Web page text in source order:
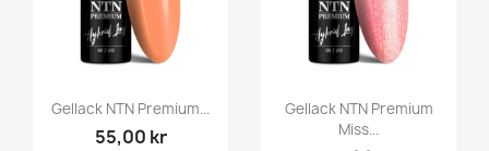
Gellack NTN Premium...
55,00 kr
Gellack NTN Premium
Miss...